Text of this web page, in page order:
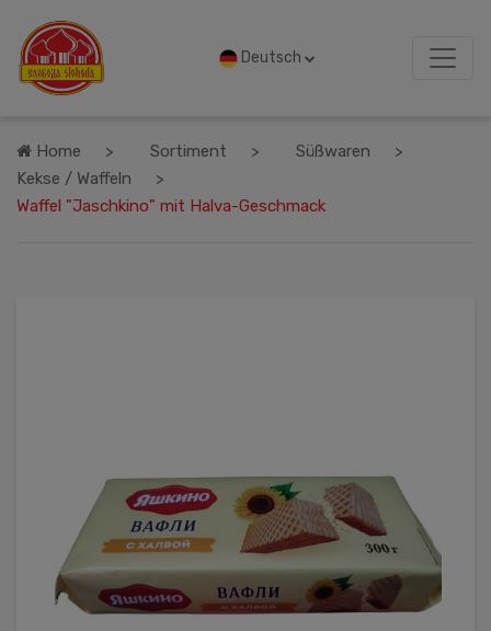
Deutsch
Home Sortiment
Süßwaren
Kekse / Waffeln
Waffel "Jaschkino" mit Halva-Geschmack